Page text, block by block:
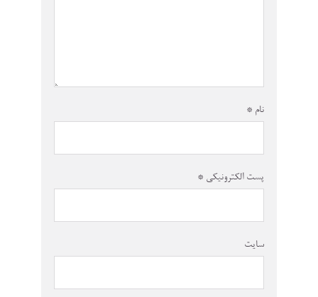
نام *
پست الکترونیکی *
سایت